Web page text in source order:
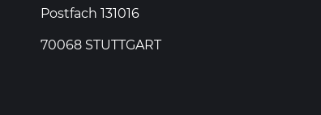
Postfach 131016
70068 STUTTGART